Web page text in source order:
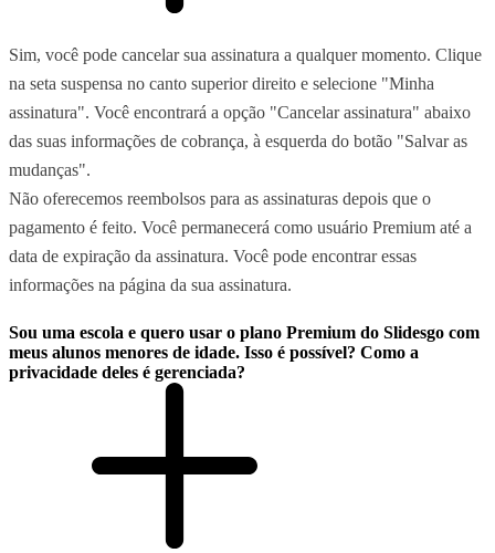
Sim, você pode cancelar sua assinatura a qualquer momento. Clique
na seta suspensa no canto superior direito e selecione "Minha
assinatura". Você encontrará a opção "Cancelar assinatura" abaixo
das suas informações de cobrança, à esquerda do botão "Salvar as
mudanças".
Não oferecemos reembolsos para as assinaturas depois que o
pagamento é feito. Você permanecerá como usuário Premium até a
data de expiração da assinatura. Você pode encontrar essas
informações na página da sua assinatura.
Sou uma escola e quero usar o plano Premium do Slidesgo com
meus alunos menores de idade. Isso é possível? Como a
privacidade deles é gerenciada?